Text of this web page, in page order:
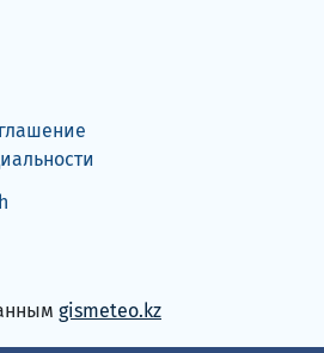
gismeteo.kz